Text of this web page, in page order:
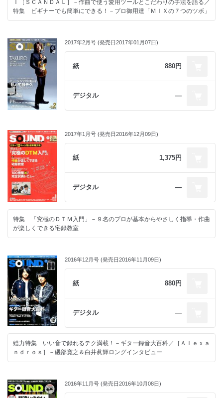
Ｉ［ＳＣＡＮＤＡＬ］－作曲で使う愛用ツールとこだわりの手法を語る／
特集 ビギナーでも簡単にできる！－プロ御用達「ＭＩＸの７つのツボ」
2017年2月号 (発売日2017年01月07日)
紙 880円
デジタル ―
2017年1月号 (発売日2016年12月09日)
紙 1,375円
デジタル ―
特集 「究極のＤＴＭ入門」－９名のプロが基本からやさしく指導・作曲
が楽しくできる宅録教室
2016年12月号 (発売日2016年11月09日)
紙 880円
デジタル ―
総力特集 いい音で録れるテク満載！－ギター録音大百科／［Ａｌｅｘａ
ｎｄｒｏｓ］－磯部寛之＆白井眞輝ロングインタビュー
2016年11月号 (発売日2016年10月08日)